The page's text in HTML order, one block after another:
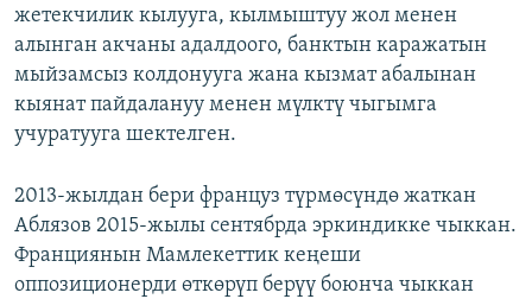
жетекчилик кылууга, кылмыштуу жол менен
алынган акчаны адалдоого, банктын каражатын
мыйзамсыз колдонууга жана кызмат абалынан
кыянат пайдалануу менен мүлктү чыгымга
учуратууга шектелген.
2013-жылдан бери француз түрмөсүндө жаткан
Аблязов 2015-жылы сентябрда эркиндикке чыккан.
Франциянын Мамлекеттик кеңеши
оппозиционерди өткөрүп берүү боюнча чыккан